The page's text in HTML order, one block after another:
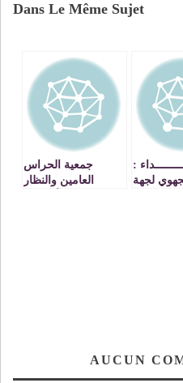
Dans Le Même Sujet
:
لجهة
جمعية الحراس
العامين والنظار
AUCUN